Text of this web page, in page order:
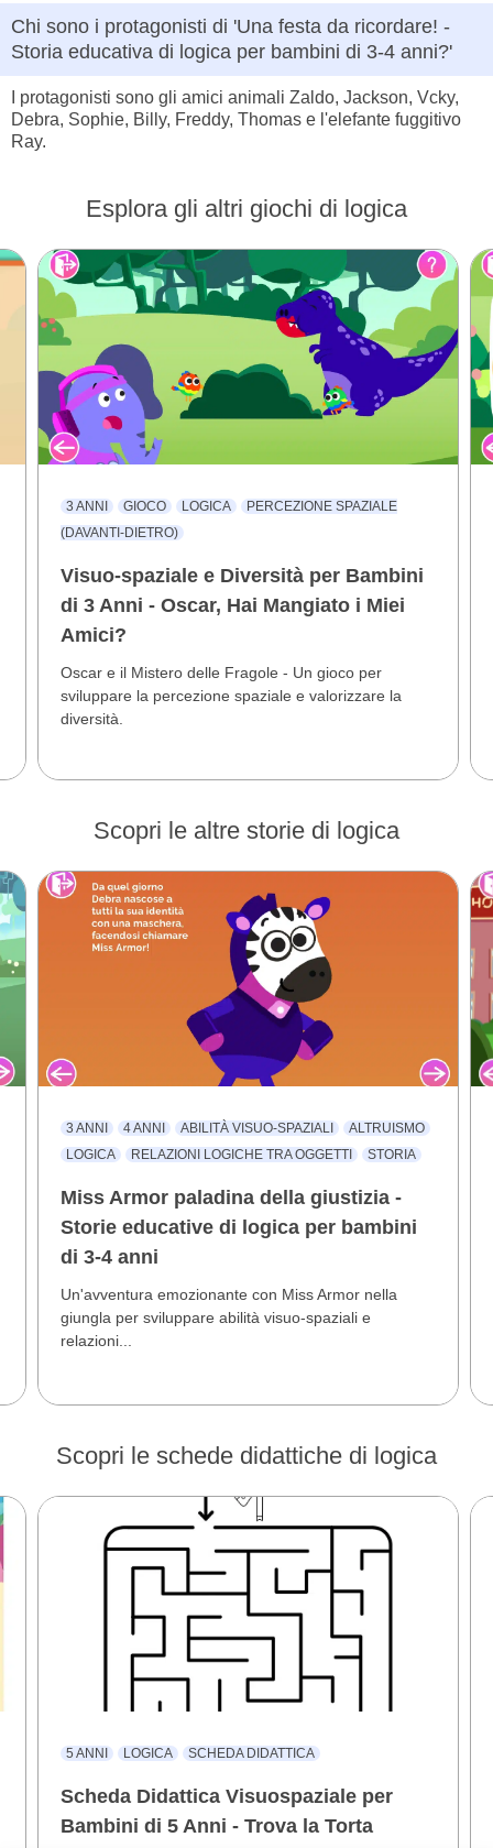
Chi sono i protagonisti di 'Una festa da ricordare! -
Storia educativa di logica per bambini di 3-4 anni?'
I protagonisti sono gli amici animali Zaldo, Jackson, Vcky,
Debra, Sophie, Billy, Freddy, Thomas e l'elefante fuggitivo
Ray.
Esplora gli altri giochi di logica
3 ANNI GIOCO LOGICA
PERCEZIONE SPAZIALE
(DAVANTI-DIETRO)
Visuo-spaziale e Diversità per Bambini
di 3 Anni - Oscar, Hai Mangiato i Miei
Amici?
Oscar e il Mistero delle Fragole - Un gioco per
sviluppare la percezione spaziale e valorizzare la
diversità.
Scopri le altre storie di logica
3 ANNI 4 ANNI ABILITÀ VISUO-SPAZIALI
ALTRUISMO
LOGICA
RELAZIONI LOGICHE TRA OGGETTI STORIA
Miss Armor paladina della giustizia -
Storie educative di logica per bambini
di 3-4 anni
Un'avventura emozionante con Miss Armor nella
giungla per sviluppare abilità visuo-spaziali e
relazioni...
Scopri le schede didattiche di logica
5 ANNI LOGICA SCHEDA DIDATTICA
Scheda Didattica Visuospaziale per
Bambini di 5 Anni - Trova la Torta